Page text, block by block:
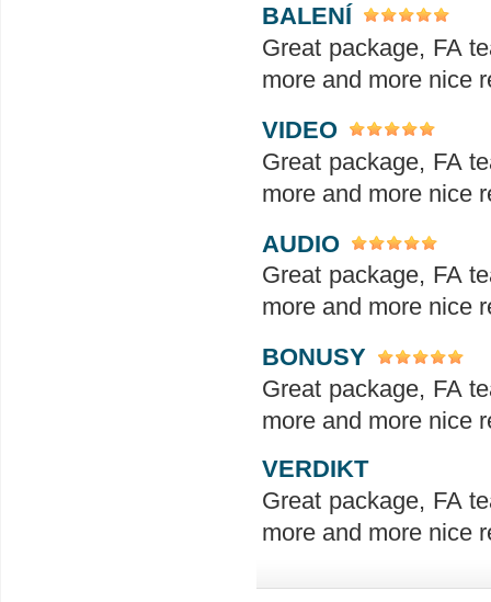
BALENÍ
Great package, FA
more and more nice
VIDEO
Great package, FA
more and more nice
AUDIO
Great package, FA
more and more nice
BONUSY
Great package, FA
more and more nice
VERDIKT
Great package, FA
more and more nice